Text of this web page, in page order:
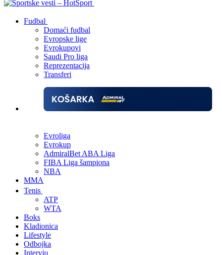
Fudbal
Domaći fudbal
Evropske lige
Evrokupovi
Saudi Pro liga
Reprezentacija
Transferi
Evroliga
Evrokup
AdmiralBet ABA Liga
FIBA Liga šampiona
NBA
MMA
Tenis
ATP
WTA
Boks
Kladionica
Lifestyle
Odbojka
Intervju